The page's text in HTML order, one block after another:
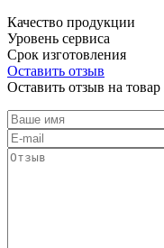
Качество продукции
Уровень сервиса
Срок изготовления
Оставить отзыв
Оставить отзыв на